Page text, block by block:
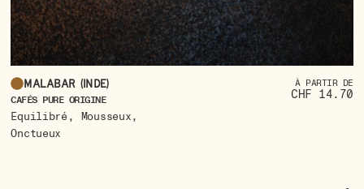
Malabar (inde)
CAFÉS PURE ORIGINE
Equilibré , Mousseux,
Onctueux
À PARTIR DE
CHF 14.70